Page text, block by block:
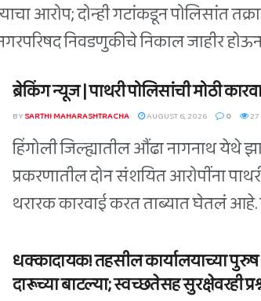
आरोप; दोन्ही गटांकडून पोलिसांत
निवडणुकीचे निकाल जाहीर
ब्रेकिंग न्यूज | पाथरी पोलिसांची मोठी
BYSARTHI MAHARASHTRACHA AUGUST 6, 2026 0 27
हिंगोली जिल्ह्यातील औंढा नागनाथ येथे
प्रकरणातील दोन संशयित आरोपींना
थरारक कारवाई करत ताब्यात घेतलं आहे.
धक्कादायक! तहसील कार्यालयाच्या
दारूच्या बाटल्या; स्वच्छतेसह सुरक्षेवरही